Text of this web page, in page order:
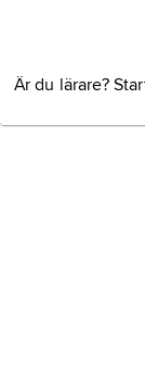
Är du lärare?